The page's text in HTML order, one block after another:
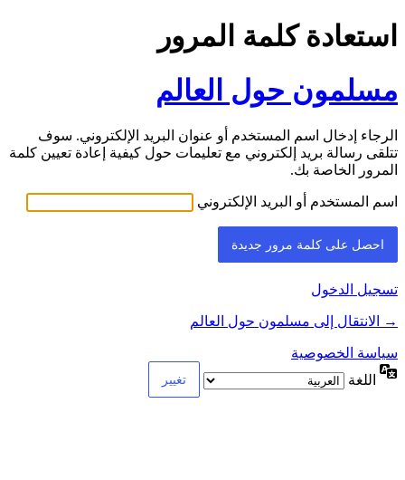
استعادة كلمة المرور
مسلمون حول العالم
الرجاء إدخال اسم المستخدم أو عنوان البريد الإلكتروني. سوف
تتلقى رسالة بريد إلكتروني مع تعليمات حول كيفية إعادة تعيين كلمة
المرور الخاصة بك.
اسم المستخدم أو البريد الإلكتروني
تسجيل الدخول
→ الانتقال إلى مسلمون حول العالم
سياسة الخصوصية
اللغة